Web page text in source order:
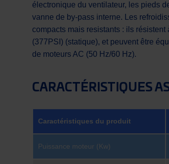
électronique du ventilateur, les pieds
vanne de by-pass interne. Les
compacts mais resistants : ils
(377PSI) (statique), et peuvent être
de moteurs AC (50 Hz/60 Hz).
CARACTÉRISTIQUES
Caractéristiques du produit
Puissance moteur (Kw)